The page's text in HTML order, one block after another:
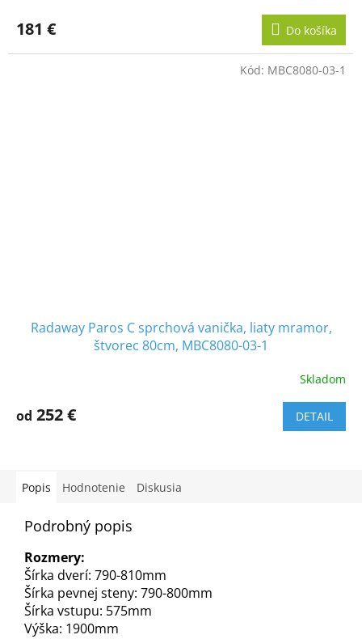
181 € Do košíka
Radaway Paros C sprchová vanička, liaty mramor,
štvorec 80cm, MBC8080-03-1
Skladom
od 252 € DETAIL
Kód: MBC8080-03-1
Popis Hodnotenie Diskusia
Podrobný popis
Rozmery:
Šírka dverí: 790-810mm
Šírka pevnej steny: 790-800mm
Šírka vstupu: 575mm
Výška: 1900mm